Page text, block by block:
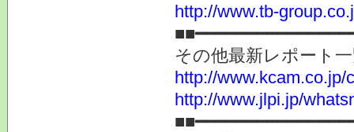
http://www.tb-
その他最新レポート
http://www.kcam.co.jp/
http://www.jlpi.jp/